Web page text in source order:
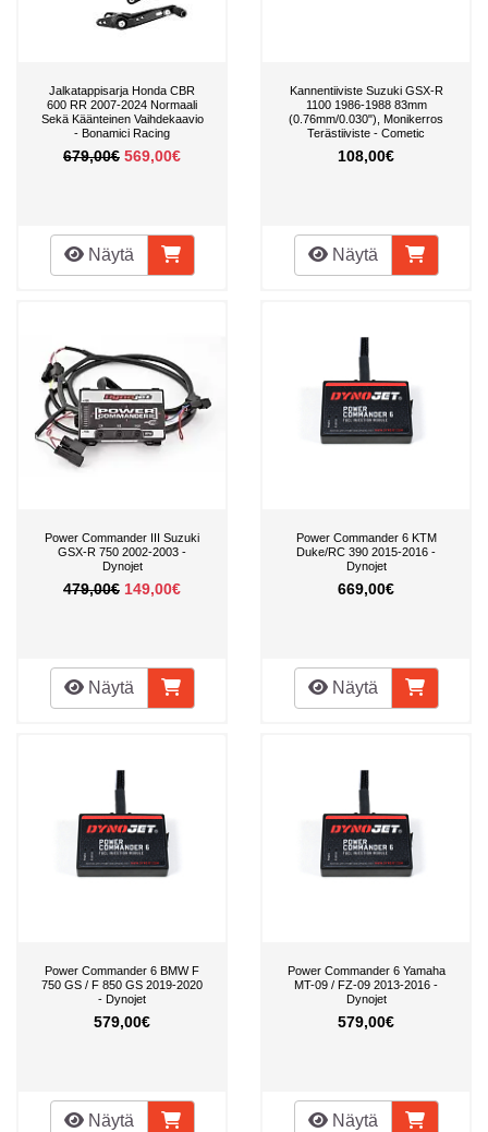
Jalkatappisarja Honda CBR
600 RR 2007-2024 Normaali
Sekä Käänteinen Vaihdekaavio
- Bonamici Racing
679,00€ 569,00€
Näytä
Kannentiiviste Suzuki GSX-R
1100 1986-1988 83mm
(0.76mm/0.030"), Monikerros
Terästiiviste - Cometic
108,00€
Näytä
Power Commander III Suzuki
GSX-R 750 2002-2003 -
Dynojet
479,00€ 149,00€
Näytä
Power Commander 6 KTM
Duke/RC 390 2015-2016 -
Dynojet
669,00€
Näytä
Power Commander 6 BMW F
750 GS / F 850 GS 2019-2020
- Dynojet
579,00€
Näytä
Power Commander 6 Yamaha
MT-09 / FZ-09 2013-2016 -
Dynojet
579,00€
Näytä